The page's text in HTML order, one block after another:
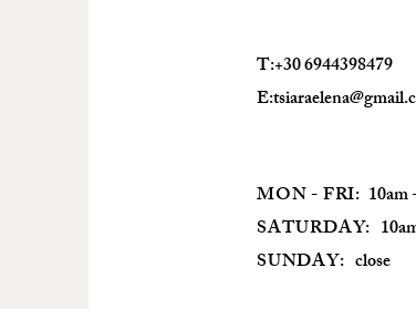
T:+30 6944398479
E:
MON - FRI: 10am
SATURDAY:
SUNDAY: close